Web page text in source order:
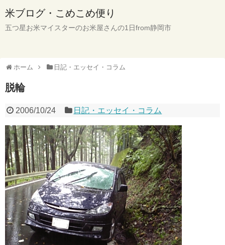
米ブログ・こめこめ便り
五つ星お米マイスターのお米屋さんの1日from静岡市
ホーム 日記・エッセイ・コラム
脱輪
2006/10/24 日記・エッセイ・コラム